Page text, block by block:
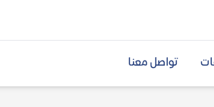
تواصل معنا